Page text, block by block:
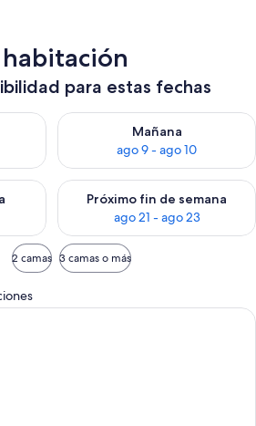
para estas fechas
para hoy ago 8 - ago 9
Mañana
ago 9 - ago 10
Consulta la disponibilidad
para este fin de semana ago 14 -
Próximo fin de semana
ago 21 - ago 23
Consulta la disponibilidad
2 camas 3 camas o más
Un dormitorio con cama,